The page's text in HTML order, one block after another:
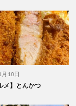
10日
メ】とんかつ